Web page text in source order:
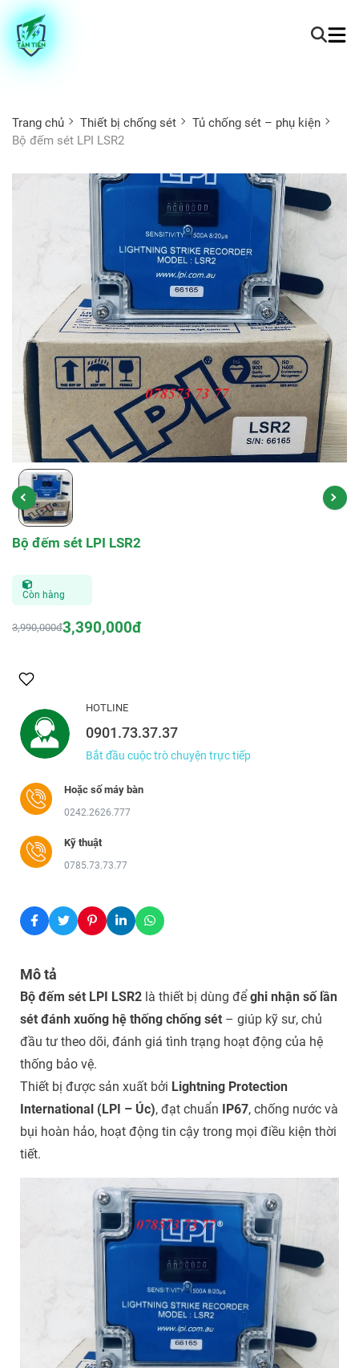
Trang chủ Thiết bị chống sét
Tủ chống sét – phụ kiện
Bộ đếm sét LPI LSR2
Bộ đếm sét LPI LSR2
Còn hàng
3,990,000đ3,390,000đ
HOTLINE
0901.73.37.37
Bắt đầu cuộc trò chuyện trực tiếp
Hoặc số máy bàn
0242.2626.777
Kỹ thuật
0785.73.73.77
Mô tả
Bộ đếm sét LPI LSR2là thiết bị dùng để ghi nhận số lần
sét đánh xuống hệ thống chống sét– giúp kỹ sư, chủ
đầu tư theo dõi, đánh giá tình trạng hoạt động của hệ
thống bảo vệ.
Thiết bị được sản xuất bởi Lightning Protection
International (LPI – Úc), đạt chuẩn IP67, chống nước và
bụi hoàn hảo, hoạt động tin cậy trong mọi điều kiện thời
tiết.